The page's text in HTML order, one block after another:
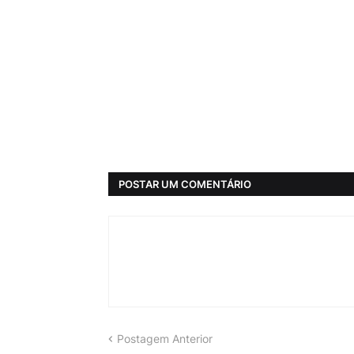
POSTAR UM COMENTÁRIO
Postagem Anterior